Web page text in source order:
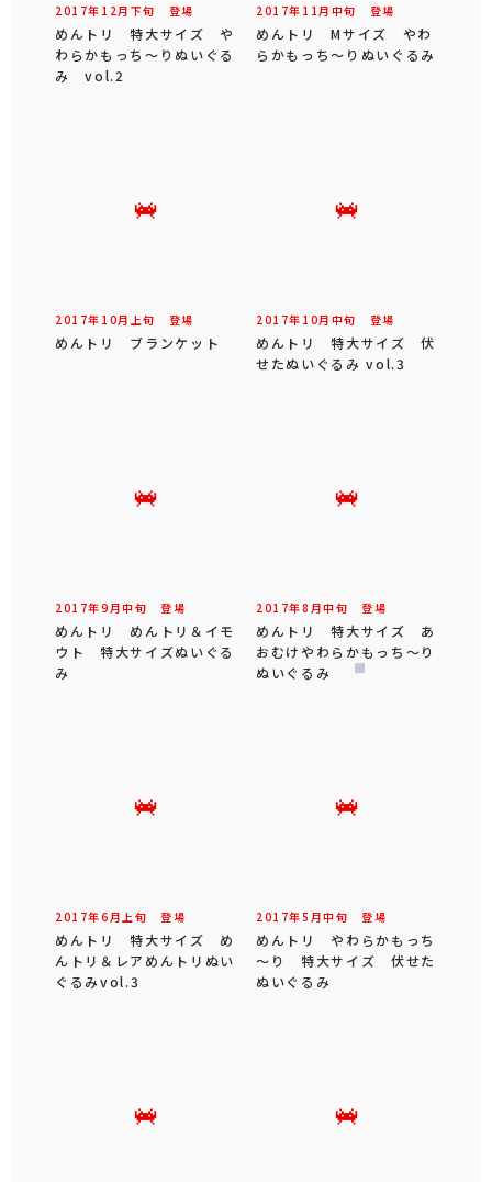
2017年 12 月 下旬 登場
めんトリ 特大サイズ や
わらかもっち～りぬいぐる
み vol.2
2017年 11 月 中旬 登場
めんトリ Mサイズ やわ
らかもっち～りぬいぐるみ
2017年 10月 上旬 登場
めんトリ ブランケット
2017年 10月 中旬 登場
めんトリ 特大サイズ 伏
せたぬいぐるみ vol.3
2017年9 月中旬 登場
めんトリ めんトリ＆イモ
ウト 特大サイズぬいぐる
み
2017年8 月中旬 登場
めんトリ 特大サイズ あ
おむけやわらかもっち～り
ぬいぐるみ
2017年6 月 上旬 登場
めんトリ 特大サイズ め
んトリ＆レアめんトリぬい
ぐるみvol.3
2017年5 月中旬 登場
めんトリ やわらかもっち
～り 特大サイズ 伏せた
ぬいぐるみ